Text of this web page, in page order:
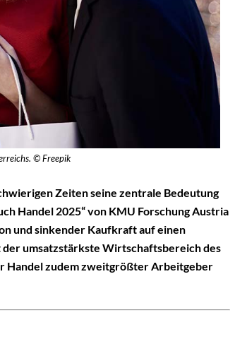
© Freepik
Zeiten seine zentrale Bedeutung
Handel 2025“ von KMU Forschung Austria
und sinkender Kaufkraft auf einen
umsatzstärkste Wirtschaftsbereich des
Handel zudem zweitgrößter Arbeitgeber